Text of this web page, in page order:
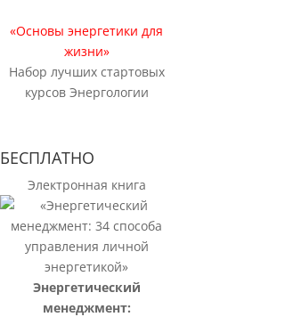
«Основы энергетики для
жизни»
Набор лучших стартовых
курсов Энергологии
БЕСПЛАТНО
Электронная книга
Энергетический
менеджмент: